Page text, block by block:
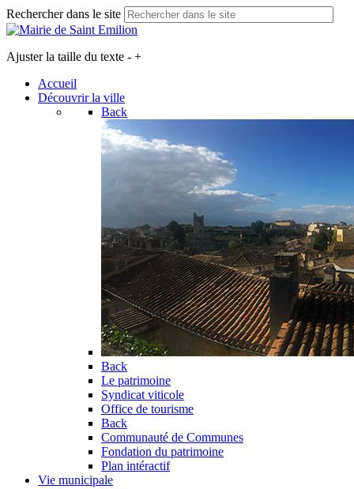
Rechercher dans le site
Ajuster la taille du texte - +
Accueil
Découvrir la ville
Back
Back
Le patrimoine
Syndicat viticole
Office de tourisme
Back
Communauté de Communes
Fondation du patrimoine
Plan intéractif
Vie municipale